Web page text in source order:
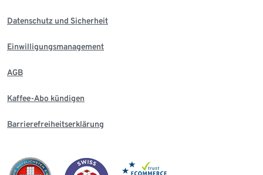
Datenschutz und Sicherheit
Einwilligungsmanagement
AGB
Kaffee-Abo kündigen
Barrierefreiheitserklärung